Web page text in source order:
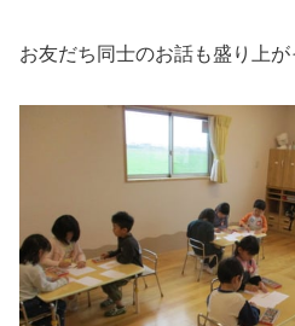
お友だち同士のお話も盛り上